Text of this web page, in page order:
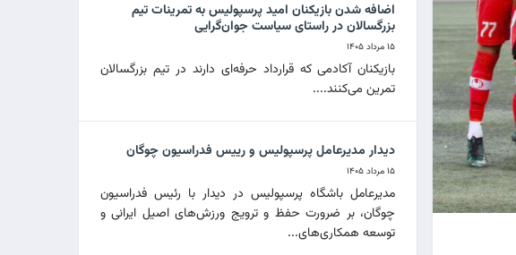
اضافه شدن بازیکنان امید پرسپولیس به تمرینات تیم
بزرگسالان در راستای سیاست جوان‌گرایی
۱۵ مرداد ۱۴۰۵
بازیکنان آکادمی که قرارداد حرفه‌ای دارند در تیم بزرگسالان
تمرین می‌کنند....
دیدار مدیرعامل پرسپولیس و رییس فدراسیون چوگان
۱۵ مرداد ۱۴۰۵
مدیرعامل باشگاه پرسپولیس در دیدار با رئیس فدراسیون
چوگان، بر ضرورت حفظ و ترویج ورزش‌های اصیل ایرانی و
توسعه همکاری‌های...